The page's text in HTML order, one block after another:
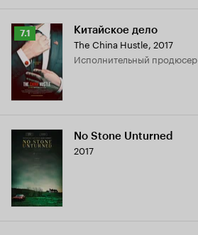
Рейтинг
Кинопоиска
7.1
7.1 Китайское дело
The China Hustle, 2017
исполнительный продюсер
No Stone Unturned
2017